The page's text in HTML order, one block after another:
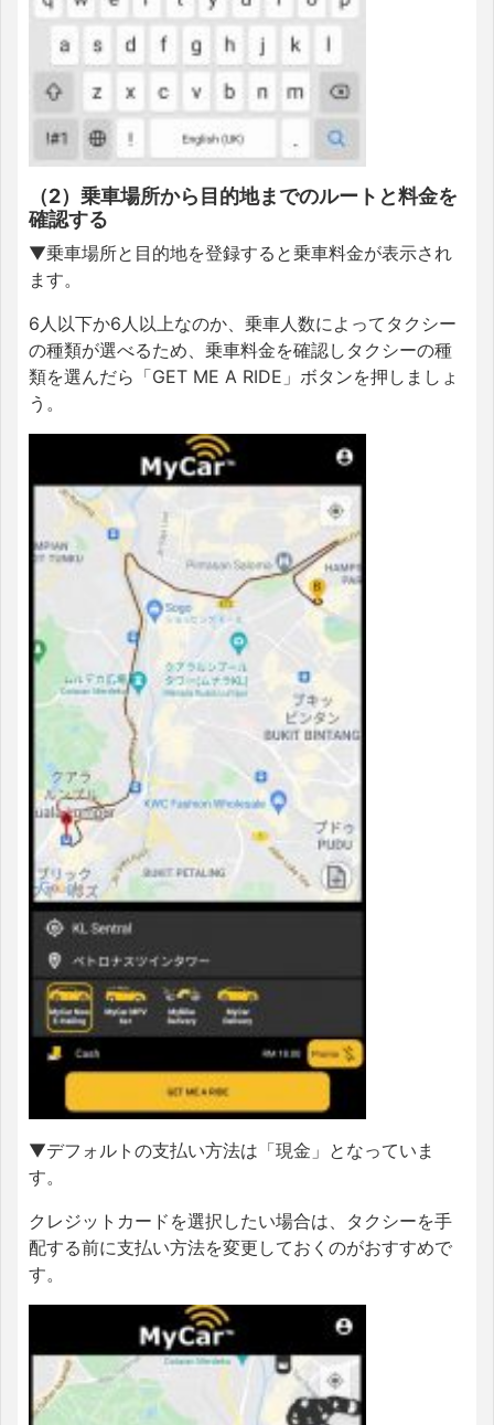
（2）乗車場所から目的地までのルートと料金を
確認する
▼乗車場所と目的地を登録すると乗車料金が表示され
ます。
6人以下か6人以上なのか、乗車人数によってタクシー
の種類が選べるため、乗車料金を確認しタクシーの種
類を選んだら「GET ME A RIDE」ボタンを押しましょ
う。
▼デフォルトの支払い方法は「現金」となっていま
す。
クレジットカードを選択したい場合は、タクシーを手
配する前に支払い方法を変更しておくのがおすすめで
す。